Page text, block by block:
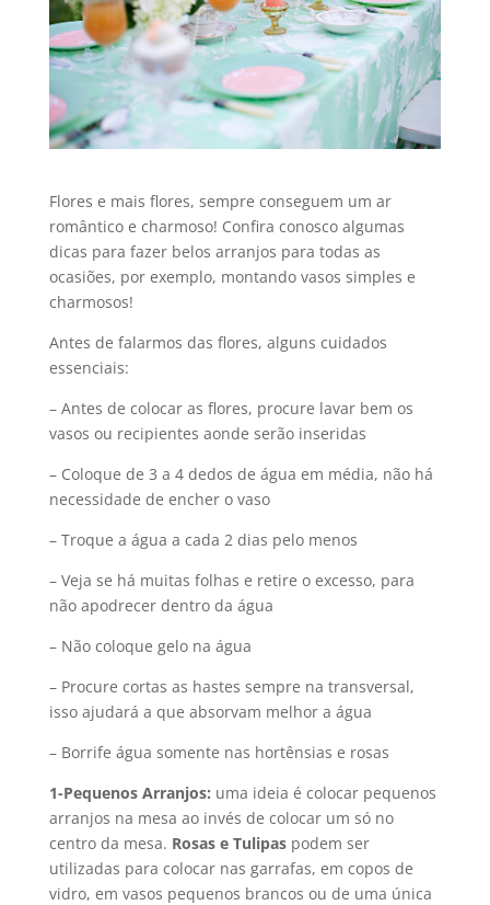
Flores e mais flores, sempre conseguem um ar
romântico e charmoso! Confira conosco algumas
dicas para fazer belos arranjos para todas as
ocasiões, por exemplo, montando vasos simples e
charmosos!
Antes de falarmos das flores, alguns cuidados
essenciais:
– Antes de colocar as flores, procure lavar bem os
vasos ou recipientes aonde serão inseridas
– Coloque de 3 a 4 dedos de água em média, não há
necessidade de encher o vaso
– Troque a água a cada 2 dias pelo menos
– Veja se há muitas folhas e retire o excesso, para
não apodrecer dentro da água
– Não coloque gelo na água
– Procure cortas as hastes sempre na transversal,
isso ajudará a que absorvam melhor a água
– Borrife água somente nas hortênsias e rosas
1-Pequenos Arranjos: uma ideia é colocar pequenos
arranjos na mesa ao invés de colocar um só no
centro da mesa. Rosas e Tulipaspodem ser
utilizadas para colocar nas garrafas, em copos de
vidro, em vasos pequenos brancos ou de uma única